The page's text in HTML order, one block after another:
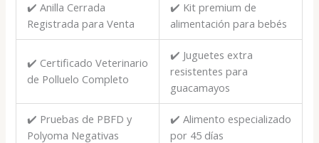
✔️ Anilla Cerrada
Registrada para Venta
✔️ Kit premium de
alimentación para bebés
✔️ Certificado Veterinario
de Polluelo Completo
✔️ Juguetes extra
resistentes para
guacamayos
✔️ Pruebas de PBFD y
Polyoma Negativas
✔️ Alimento especializado
por 45 días